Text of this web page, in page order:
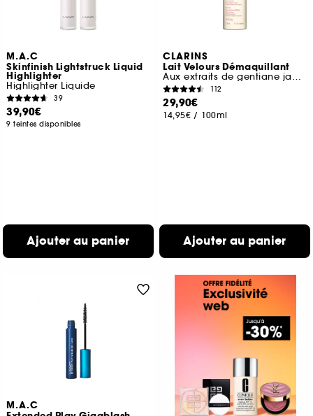
M.A.C
Skinfinish Lightstruck Liquid
Highlighter
Highlighter Liquide
39
39,90€
9 teintes disponibles
Ajouter au panier
CLARINS
Lait Velours Démaquillant
Aux extraits de gentiane jaune & mélisse des Alpes
112
29,90€
14,95€ / 100ml
Ajouter au panier
M.A.C